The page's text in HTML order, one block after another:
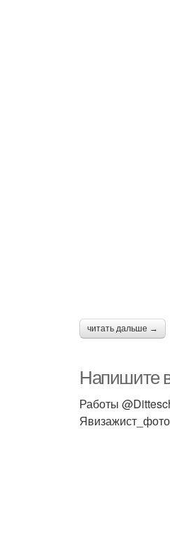
читать дальше →
Напишите
Работы
Явизажист_фото